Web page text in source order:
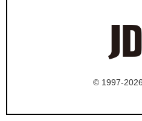
© 1997-